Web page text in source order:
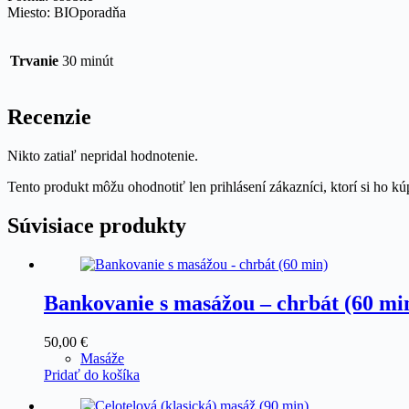
Miesto: BIOporadňa
Trvanie 30 minút
Recenzie
Nikto zatiaľ nepridal hodnotenie.
Tento produkt môžu ohodnotiť len prihlásení zákazníci, ktorí si ho
Súvisiace produkty
Bankovanie s masážou – chrbát (60
50,00 €
Masáže
Pridať do košíka